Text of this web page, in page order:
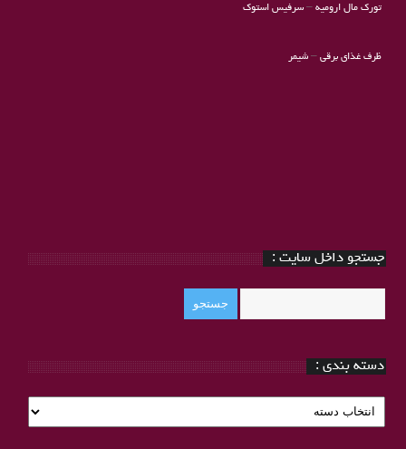
تورک مال ارومیه–سرفیس استوک
ظرف غذای برقی– شیمر
جستجو داخل سایت :
دسته بندی :
دسته
بندی